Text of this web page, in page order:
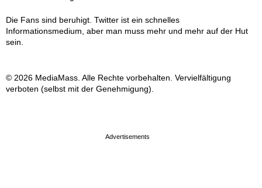
Die Fans sind beruhigt. Twitter ist ein schnelles
Informationsmedium, aber man muss mehr und mehr auf der Hut
sein.
© 2026 MediaMass. Alle Rechte vorbehalten. Vervielfältigung
verboten (selbst mit der Genehmigung).